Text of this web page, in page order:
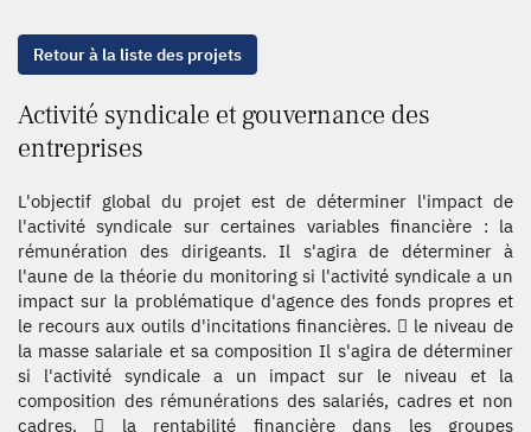
Retour à la liste des projets
Activité syndicale et gouvernance des
entreprises
L'objectif global du projet est de déterminer l'impact de
l'activité syndicale sur certaines variables financière : la
rémunération des dirigeants. Il s'agira de déterminer à
l'aune de la théorie du monitoring si l'activité syndicale a un
impact sur la problématique d'agence des fonds propres et
le recours aux outils d'incitations financières.  le niveau de
la masse salariale et sa composition Il s'agira de déterminer
si l'activité syndicale a un impact sur le niveau et la
composition des rémunérations des salariés, cadres et non
cadres.  la rentabilité financière dans les groupes